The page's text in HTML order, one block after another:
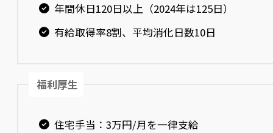
年間休日120日以上（2024年は125日）
有給取得率8割、平均消化日数10日
福利厚生
住宅手当：3万円/月を一律支給